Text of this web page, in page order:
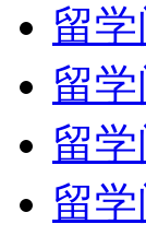
留
留
留
留